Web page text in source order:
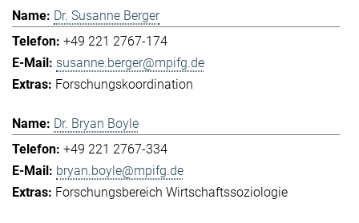
Dr. Susanne Berger
+49 221 2767-174
susanne.berger@mpifg.de
Forschungskoordination
Dr. Bryan Boyle
+49 221 2767-334
bryan.boyle@mpifg.de
Forschungsbereich Wirtschaftssoziologie